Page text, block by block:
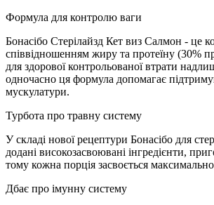
Формула для контролю ваги
Бонасібо Стерілайзд Кет виз Салмон - це
співвідношенням жиру та протеїну (30%
для здорової контрольованої втрати
одночасно ця формула допомагає
мускулатури.
Турбота про травну систему
У складі нової рецептури Бонасібо для
додані високозасвоювані інгредієнти,
тому кожна порція засвоється
Дбає про імунну систему